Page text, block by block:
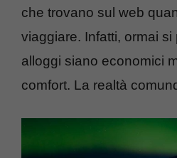
che trovano sul web
viaggiare. Infatti, ormai
alloggi siano economici
comfort. La realtà